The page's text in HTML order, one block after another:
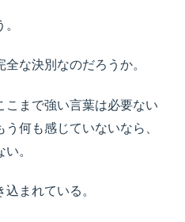
な決別なのだろうか。
こまで強い言葉は必要ない
何も感じていないなら、
。
まれている。